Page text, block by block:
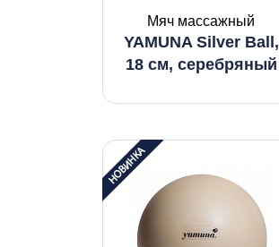
Мяч массажный
YAMUNA Silver Ball,
18 см, серебряный